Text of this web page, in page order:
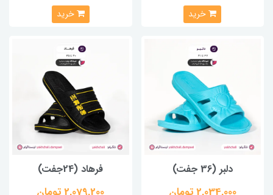
خرید خرید
دلبر (36 جفت) فرهاد (24جفت)